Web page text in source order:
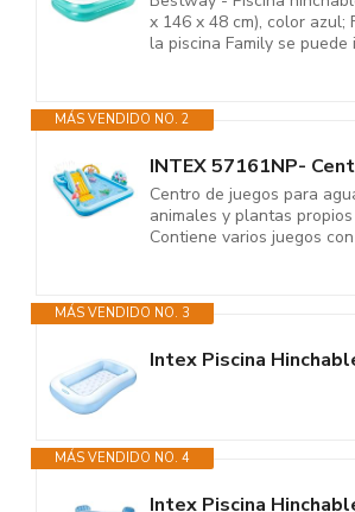
x 146 x 48 cm), color azul;
la piscina Family se puede
MÁS VENDIDO NO. 2
Centro de juegos para
animales y plantas
Contiene varios juegos
MÁS VENDIDO NO. 3
MÁS VENDIDO NO. 4